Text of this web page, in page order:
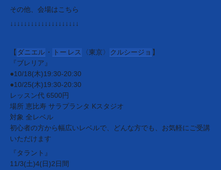
その他、会場はこちら
↓↓↓↓↓↓↓↓↓↓↓↓↓↓↓↓↓↓↓↓
【 ダニエル ・ トー レス 〈東京〉 クルシージョ 】
『ブレリア』
●10/18(木)19:30-20:30
●10/25(木)19:30-20:30
レッスン代 6500円
場所 恵比寿 サラプランタ Kスタジオ
対象 全レベル
初心者の方から幅広いレベルで、どんな方でも、お気軽にご受講
いただけます
『タラント』
11/3(土)4(日)2日間